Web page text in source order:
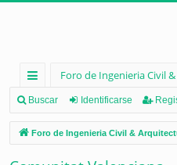
nl
ac
es
Foro de Ingenieria Civil
Buscar Identificarse
Foro de Ingenieria Civil &